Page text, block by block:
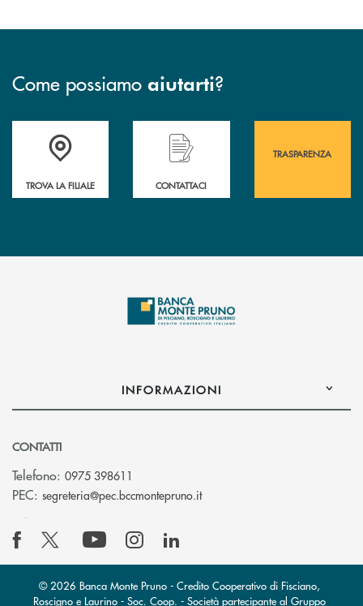
Come possiamo aiutarti?
Accedi all' elenco completo&nbsp; delle&nbsp; filiali&nbsp; di Banca
TROVA LA FILIALE
Hai bisogno di assistenza immediata?
CONTATTACI
TRASPARENZA
INFORMAZIONI
CONTATTI
Telefono: 0975 398611
PEC: segreteria@pec.bccmontepruno.it(si apre l’app di posta
© 2026 Banca Monte Pruno - Credito Cooperativo di Fisciano,
Roscigno e Laurino - Soc. Coop. - Società partecipante al Gruppo